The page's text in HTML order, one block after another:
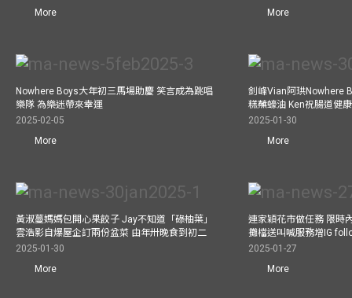
More
More
Nowhere Boys大年初三馬場助慶 笑言成為跳唱
樂隊 為樂迷帶來幸運
2025-02-05
More
釗峰Vian阿珙Nowhere
糕蘸蠔油 Ken祝腸道健康
2025-01-30
More
黃淑蔓媽媽包開心果餃子 Jay不知道「碌柚葉」
雲浩影自爆屋企訂兩份盆菜 由年卅晚食到初二
2025-01-30
More
連家穎花市做任務 限時
攤檔送叫喊服務增IG
2025-01-27
More